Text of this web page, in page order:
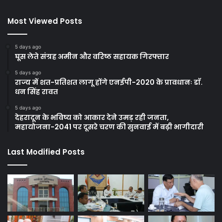
Most Viewed Posts
5 days ago
घूस लेते संग्रह अमीन और वरिष्ठ सहायक गिरफ्तार
5 days ago
राज्य में शत-प्रतिशत लागू होंगे एनईपी-2020 के प्रावधानः डाॅ.
धन सिंह रावत
5 days ago
देहरादून के भविष्य को आकार देने उमड़ रही जनता,
महायोजना-2041 पर दूसरे चरण की सुनवाई में बढ़ी भागीदारी
Last Modified Posts